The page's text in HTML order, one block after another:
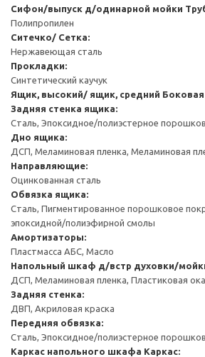
Сифон/выпуск д/одинарной мойки
Полипропилен
Ситечко/ Сетка:
Нержавеющая сталь
Прокладки:
Синтетический каучук
Ящик, высокий/ ящик, средний
Задняя стенка ящика:
Сталь, Эпоксидное/полиэстерное
Дно ящика:
ДСП, Меламиновая пленка, Меламиновая
Направляющие:
Оцинкованная сталь
Обвязка ящика:
Сталь, Пигментированное порошковое
эпоксидной/полиэфирной смолы
Амортизаторы:
Пластмасса АБС, Масло
Напольный шкаф д/встр духовки/
ДСП, Меламиновая пленка, Пластиковая
Задняя стенка:
ДВП, Акриловая краска
Передняя обвязка:
Сталь, Эпоксидное/полиэстерное
Каркас напольного шкафа Каркас: